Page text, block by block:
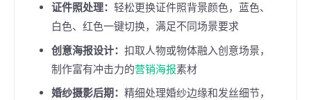
证件照处理： 轻松更换证件照背景颜色，蓝色、
白色、红色一键切换，满足不同场景要求
创意海报设计： 扣取人物或物体融入创意场景，
制作富有冲击力的营销海报素材
婚纱摄影后期： 精细处理婚纱边缘和发丝细节，